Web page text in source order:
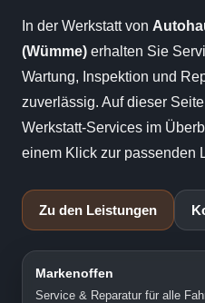
In der Werkstatt von
(Wümme) erhalten Sie
Wartung, Inspektion und
zuverlässig. Auf dieser
Werkstatt-Services im
einem Klick zur passenden
Zu den Leistungen
Markenoffen
Service & Reparatur für alle